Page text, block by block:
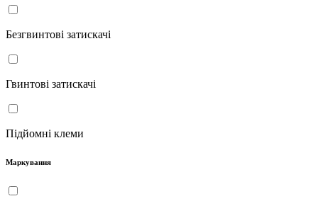
Безгвинтові затискачі
Гвинтові затискачі
Підйомні клеми
Маркування